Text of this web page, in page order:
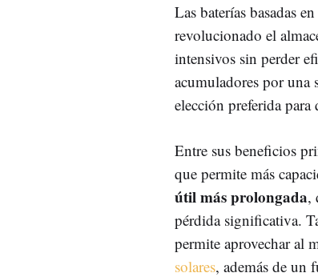
Las baterías basadas
revolucionado el
intensivos sin perder
acumuladores por una
elección preferida para
Entre sus beneficios
que permite más
útil más prolongada,
pérdida significativa.
permite aprovechar al
solares, además de un